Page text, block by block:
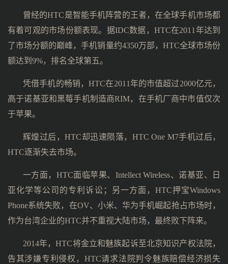
曾经的HTC是智能手机阵营的王者，在全球手机市场都
有着可观的市场份额表现。据IDC数据，HTC在2011年达到
了市场分额的巅峰，手机销量约4350万部，HTC全球市场份
额达到9%，排名全球第五。
凭借手机的畅销，HTC在2011年的市值超过2000亿元，
高于诺基亚和黑莓手机制造商RIM，在手机厂商中市值仅次
于苹果。
辉煌过后，HTC却迅速陨落，HTC One M7手机过后，
HTC逐渐失去市场。
一方面，HTC面临苹果、Intellect Wireless、诺基亚、日
亚化学等公司的专利诉讼；另一方面，HTC押宝Windows
Phone系统失败，在OV、小米、华为手机崛起抢占市场时，
作为台湾企业的HTC并不重视大陆市场，最终败下阵来。
2014年，HTC将金立和魅族起诉至北京知识产权法院，
告其涉嫌专利侵权，HTC请求法院判令魅族赔偿经济损失